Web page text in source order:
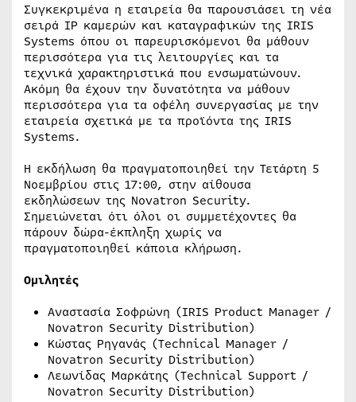
Συγκεκριμένα η εταιρεία θα παρουσιάσει τη νέα
σειρά IP καμερών και καταγραφικών της IRIS
Systems όπου οι παρευρισκόμενοι θα μάθουν
περισσότερα για τις λειτουργίες και τα
τεχνικά χαρακτηριστικά που ενσωματώνουν.
Ακόμη θα έχουν την δυνατότητα να μάθουν
περισσότερα για τα οφέλη συνεργασίας με την
εταιρεία σχετικά με τα προϊόντα της IRIS
Systems.
Η εκδήλωση θα πραγματοποιηθεί την Τετάρτη 5
Νοεμβρίου στις 17:00, στην αίθουσα
εκδηλώσεων της Novatron Security.
Σημειώνεται ότι όλοι οι συμμετέχοντες θα
πάρουν δώρα-έκπληξη χωρίς να
πραγματοποιηθεί κάποια κλήρωση.
Ομιλητές
Αναστασία Σοφρώνη (IRIS Product Manager /
Novatron Security Distribution)
Κώστας Ρηγανάς (Technical Manager /
Novatron Security Distribution)
Λεωνίδας Μαρκάτης (Technical Support /
Novatron Security Distribution)